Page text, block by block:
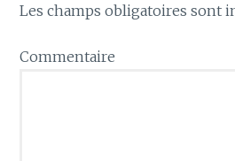
Les champs obligatoires sont
Commentaire